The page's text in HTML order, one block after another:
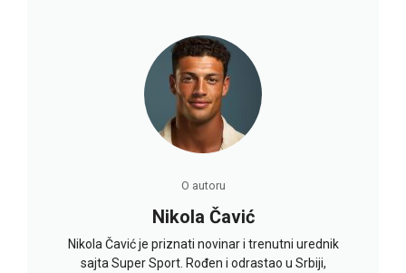
O autoru
Nikola Čavić
Nikola Čavić je priznati novinar i trenutni urednik
sajta Super Sport. Rođen i odrastao u Srbiji,